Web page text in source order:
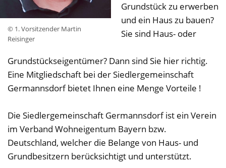
© 1. Vorsitzender Martin
Reisinger
Grundstück zu erwerben
und ein Haus zu bauen?
Sie sind Haus- oder
Grundstückseigentümer? Dann sind Sie hier richtig.
Eine Mitgliedschaft bei der Siedlergemeinschaft
Germannsdorf bietet Ihnen eine Menge Vorteile !
Die Siedlergemeinschaft Germannsdorf ist ein Verein
im Verband Wohneigentum Bayern bzw.
Deutschland, welcher die Belange von Haus- und
Grundbesitzern berücksichtigt und unterstützt.